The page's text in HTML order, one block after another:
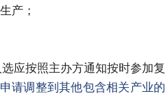
产；
应按照主办方通知按时参加复
请调整到其他包含相关产业的